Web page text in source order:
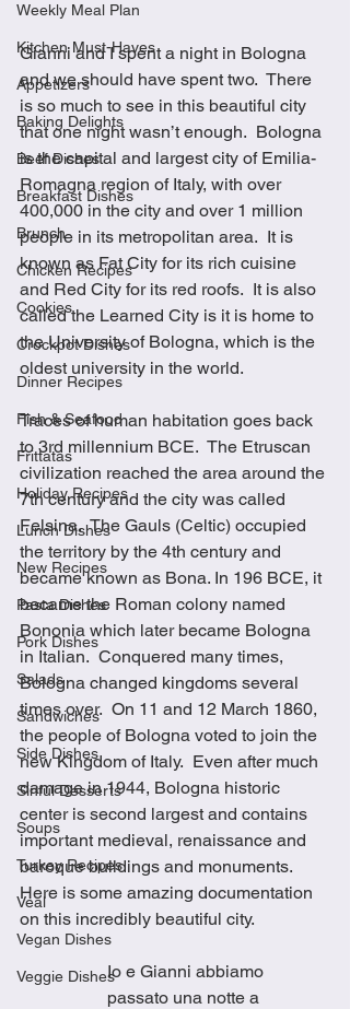
Weekly Meal Plan
Kitchen Must-Haves
Appetizers
Baking Delights
Beef Dishes
Breakfast Dishes
Brunch
Chicken Recipes
Cookies
Crockpot Dishes
Dinner Recipes
Fish & Seafood
Frittatas
Holiday Recipes
Lunch Dishes
New Recipes
Pasta Dishes
Pork Dishes
Salads
Sandwiches
Side Dishes
Sinful Desserts
Soups
Turkey Recipes
Veal
Vegan Dishes
Veggie Dishes
Gianni and I spent a night in Bologna
and we should have spent two.  There
is so much to see in this beautiful city
that one night wasn’t enough.  Bologna
is the capital and largest city of Emilia-
Romagna region of Italy, with over
400,000 in the city and over 1 million
people in its metropolitan area.  It is
known as Fat City for its rich cuisine
and Red City for its red roofs.  It is also
called the Learned City is it is home to
the University of Bologna, which is the
oldest university in the world.
Traces of human habitation goes back
to 3rd millennium BCE.  The Etruscan
civilization reached the area around the
7th century and the city was called
Felsina.  The Gauls (Celtic) occupied
the territory by the 4th century and
became known as Bona. In 196 BCE, it
became the Roman colony named
Bononia which later became Bologna
in Italian.  Conquered many times,
Bologna changed kingdoms several
times over.  On 11 and 12 March 1860,
the people of Bologna voted to join the
new Kingdom of Italy.  Even after much
damage in 1944, Bologna historic
center is second largest and contains
important medieval, renaissance and
baroque buildings and monuments.
Here is some amazing documentation
on this incredibly beautiful city.
Io e Gianni abbiamo
passato una notte a